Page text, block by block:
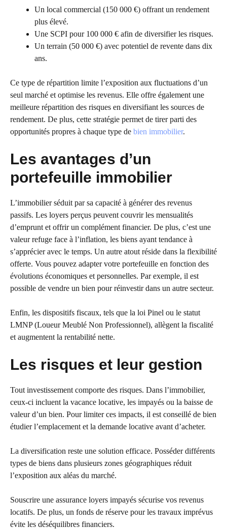
Un local commercial (150 000 €) offrant un rendement
plus élevé.
Une SCPI pour 100 000 € afin de diversifier les risques.
Un terrain (50 000 €) avec potentiel de revente dans dix
ans.
Ce type de répartition limite l’exposition aux fluctuations d’un
seul marché et optimise les revenus. Elle offre également une
meilleure répartition des risques en diversifiant les sources de
rendement. De plus, cette stratégie permet de tirer parti des
opportunités propres à chaque type de bien immobilier.
Les avantages d’un
portefeuille immobilier
L’immobilier séduit par sa capacité à générer des revenus
passifs. Les loyers perçus peuvent couvrir les mensualités
d’emprunt et offrir un complément financier. De plus, c’est une
valeur refuge face à l’inflation, les biens ayant tendance à
s’apprécier avec le temps. Un autre atout réside dans la flexibilité
offerte. Vous pouvez adapter votre portefeuille en fonction des
évolutions économiques et personnelles. Par exemple, il est
possible de vendre un bien pour réinvestir dans un autre secteur.
Enfin, les dispositifs fiscaux, tels que la loi Pinel ou le statut
LMNP (Loueur Meublé Non Professionnel), allègent la fiscalité
et augmentent la rentabilité nette.
Les risques et leur gestion
Tout investissement comporte des risques. Dans l’immobilier,
ceux-ci incluent la vacance locative, les impayés ou la baisse de
valeur d’un bien. Pour limiter ces impacts, il est conseillé de bien
étudier l’emplacement et la demande locative avant d’acheter.
La diversification reste une solution efficace. Posséder différents
types de biens dans plusieurs zones géographiques réduit
l’exposition aux aléas du marché.
Souscrire une assurance loyers impayés sécurise vos revenus
locatifs. De plus, un fonds de réserve pour les travaux imprévus
évite les déséquilibres financiers.